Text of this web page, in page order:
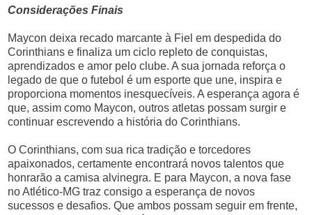
Considerações Finais
Maycon deixa recado marcante à Fiel em despedida do
Corinthians e finaliza um ciclo repleto de conquistas,
aprendizados e amor pelo clube. A sua jornada reforça o
legado de que o futebol é um esporte que une, inspira e
proporciona momentos inesquecíveis. A esperança agora é
que, assim como Maycon, outros atletas possam surgir e
continuar escrevendo a história do Corinthians.
O Corinthians, com sua rica tradição e torcedores
apaixonados, certamente encontrará novos talentos que
honrarão a camisa alvinegra. E para Maycon, a nova fase
no Atlético-MG traz consigo a esperança de novos
sucessos e desafios. Que ambos possam seguir em frente,